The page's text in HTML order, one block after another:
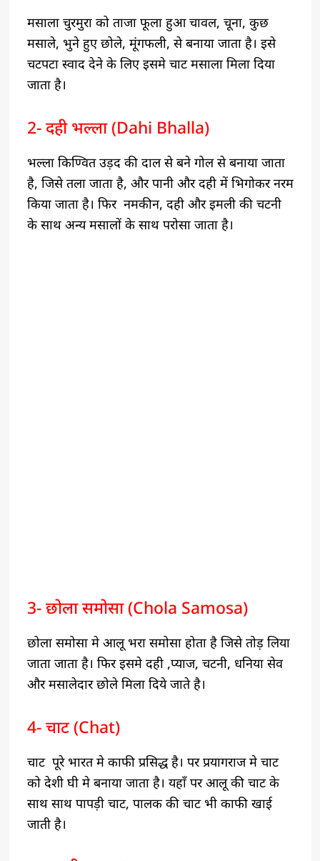
मसाला चुरमुरा को ताजा फूला हुआ चावल, चूना, कुछ
मसाले, भुने हुए छोले, मूंगफली, से बनाया जाता है। इसे
चटपटा स्वाद देने के लिए इसमे चाट मसाला मिला दिया
जाता है।
2- दही भल्ला (Dahi Bhalla)
भल्ला किण्वित उड़द की दाल से बने गोल से बनाया जाता
है, जिसे तला जाता है, और पानी और दही में भिगोकर नरम
किया जाता है। फिर नमकीन, दही और इमली की चटनी
के साथ अन्य मसालों के साथ परोसा जाता है।
3- छोला समोसा (Chola Samosa)
छोला समोसा मे आलू भरा समोसा होता है जिसे तोड़ लिया
जाता जाता है। फिर इसमे दही ,प्याज, चटनी, धनिया सेव
और मसालेदार छोले मिला दिये जाते है।
4- चाट (chat)
चाट पूरे भारत मे काफी प्रसिद्ध है। पर प्रयागराज मे चाट
को देशी घी मे बनाया जाता है। यहाँ पर आलू की चाट के
साथ साथ पापड़ी चाट, पालक की चाट भी काफी खाई
जाती है।